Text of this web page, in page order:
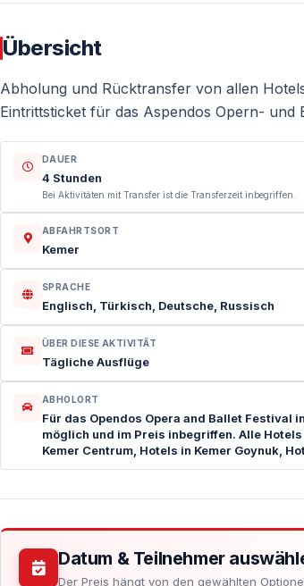
Übersicht
Abholung und Rücktransfer von allen
Eintrittsticket für das Aspendos Opern- und
DAUER
4 Stunden
Bei Aktivitäten mit Transfer ist die Transferzeit inbegriffen.
ABFAHRTSORT
Kemer
SPRACHE
Englisch, Türkisch, Deutsche, Russisch
ÜBER DIESE AKTIVITÄT
Tägliche Ausflüge
ABHOLORT
Für das Opendos Opera and Ballet Festival
möglich und im Preis inbegriffen. Alle
Kemer Centrum, Hotels in Kemer Goynuk,
Datum & Teilnehmer
Der Preis hängt von den gewählten